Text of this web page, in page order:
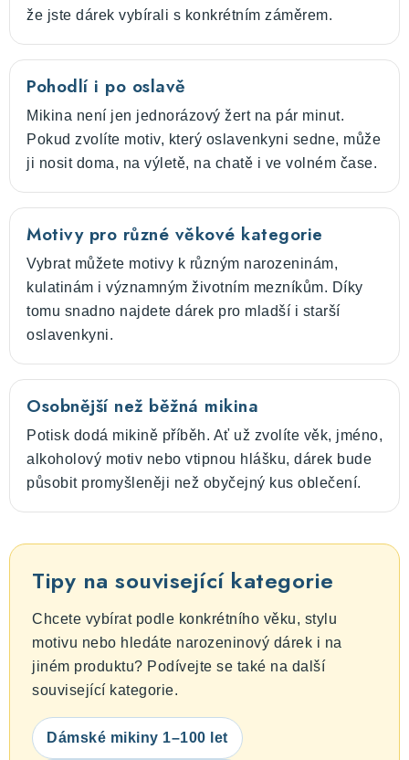
že jste dárek vybírali s konkrétním záměrem.
Pohodlí i po oslavě
Mikina není jen jednorázový žert na pár minut.
Pokud zvolíte motiv, který oslavenkyni sedne, může
ji nosit doma, na výletě, na chatě i ve volném čase.
Motivy pro různé věkové kategorie
Vybrat můžete motivy k různým narozeninám,
kulatinám i významným životním mezníkům. Díky
tomu snadno najdete dárek pro mladší i starší
oslavenkyni.
Osobnější než běžná mikina
Potisk dodá mikině příběh. Ať už zvolíte věk, jméno,
alkoholový motiv nebo vtipnou hlášku, dárek bude
působit promyšleněji než obyčejný kus oblečení.
Tipy na související kategorie
Chcete vybírat podle konkrétního věku, stylu
motivu nebo hledáte narozeninový dárek i na
jiném produktu? Podívejte se také na další
související kategorie.
Dámské mikiny 1–100 let